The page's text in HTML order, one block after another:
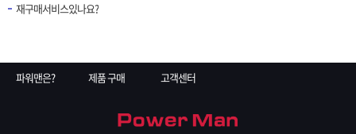
재구매서비스있나요?
파워맨은? 제품 구매 고객센터